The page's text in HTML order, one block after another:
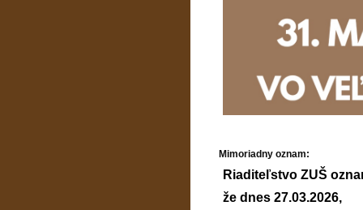
Mimoriadny oznam:
Riaditeľstvo ZUŠ
že dnes 27.03.2026,